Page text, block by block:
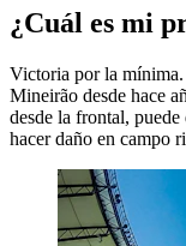
¿Cuál es mi
Victoria por la
Mineirão desde hace
desde la frontal,
hacer daño en campo